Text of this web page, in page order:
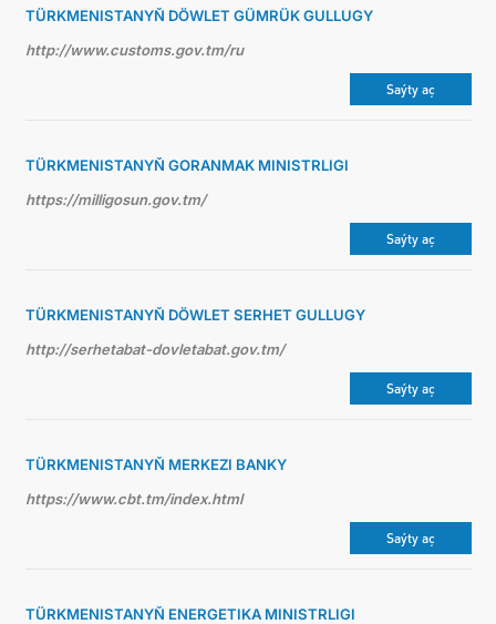
TÜRKMENISTANYŇ DÖWLET GÜMRÜK GULLUGY
http://www.customs.gov.tm/ru
Saýty aç
TÜRKMENISTANYŇ GORANMAK MINISTRLIGI
https://milligosun.gov.tm/
Saýty aç
TÜRKMENISTANYŇ DÖWLET SERHET GULLUGY
http://serhetabat-dovletabat.gov.tm/
Saýty aç
TÜRKMENISTANYŇ MERKEZI BANKY
https://www.cbt.tm/index.html
Saýty aç
TÜRKMENISTANYŇ ENERGETIKA MINISTRLIGI